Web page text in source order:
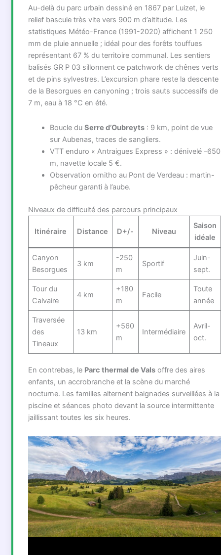
Au-delà du parc urbain dessiné en 1867 par Luizet, le
relief bascule très vite vers 900 m d’altitude. Les
statistiques Météo-France (1991-2020) affichent 1 250
mm de pluie annuelle ; idéal pour des forêts touffues
représentant 67 % du territoire communal. Les sentiers
balisés GR P 03 sillonnent ce patchwork de chênes verts
et de pins sylvestres. L’excursion phare reste la descente
de la Besorgues en canyoning ; trois sauts successifs de
7 m, eau à 18 °C en été.
Boucle du Serre d’Oubreyts: 9 km, point de vue
sur Aubenas, traces de sangliers.
VTT enduro « Antraigues Express » : dénivelé –650
m, navette locale 5 €.
Observation ornitho au Pont de Verdeau : martin-
pêcheur garanti à l’aube.
Niveaux de difficulté des parcours principaux
Itinéraire Distance D+/- Niveau
Saison
idéale
Canyon
Besorgues
3 km
-250
m
Sportif
Juin-
sept.
Tour du
Calvaire
4 km
+180
m
Facile
Toute
année
Traversée
des
Tineaux
13 km
+560
m
Intermédiaire
Avril-
oct.
En contrebas, le Parc thermal de Valsoffre des aires
enfants, un accrobranche et la scène du marché
nocturne. Les familles alternent baignades surveillées à la
piscine et séances photo devant la source intermittente
jaillissant toutes les six heures.